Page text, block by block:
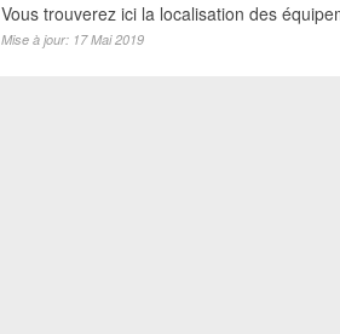
Vous trouverez ici la localisation des
Mise à jour: 17 Mai 2019